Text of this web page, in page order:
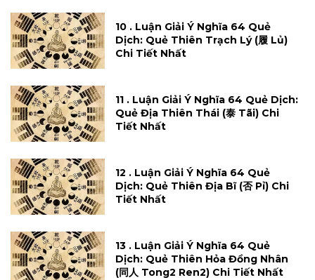
10 . Luận Giải Ý Nghĩa 64 Quẻ
Dịch: Quẻ Thiên Trạch Lý (履 Lủ)
Chi Tiết Nhất
11 . Luận Giải Ý Nghĩa 64 Quẻ Dịch:
Quẻ Địa Thiên Thái (泰 Tãi) Chi
Tiết Nhất
12 . Luận Giải Ý Nghĩa 64 Quẻ
Dịch: Quẻ Thiên Địa Bĩ (否 Pỉ) Chi
Tiết Nhất
13 . Luận Giải Ý Nghĩa 64 Quẻ
Dịch: Quẻ Thiên Hỏa Đồng Nhân
(同人 Tong2 Ren2) Chi Tiết Nhất